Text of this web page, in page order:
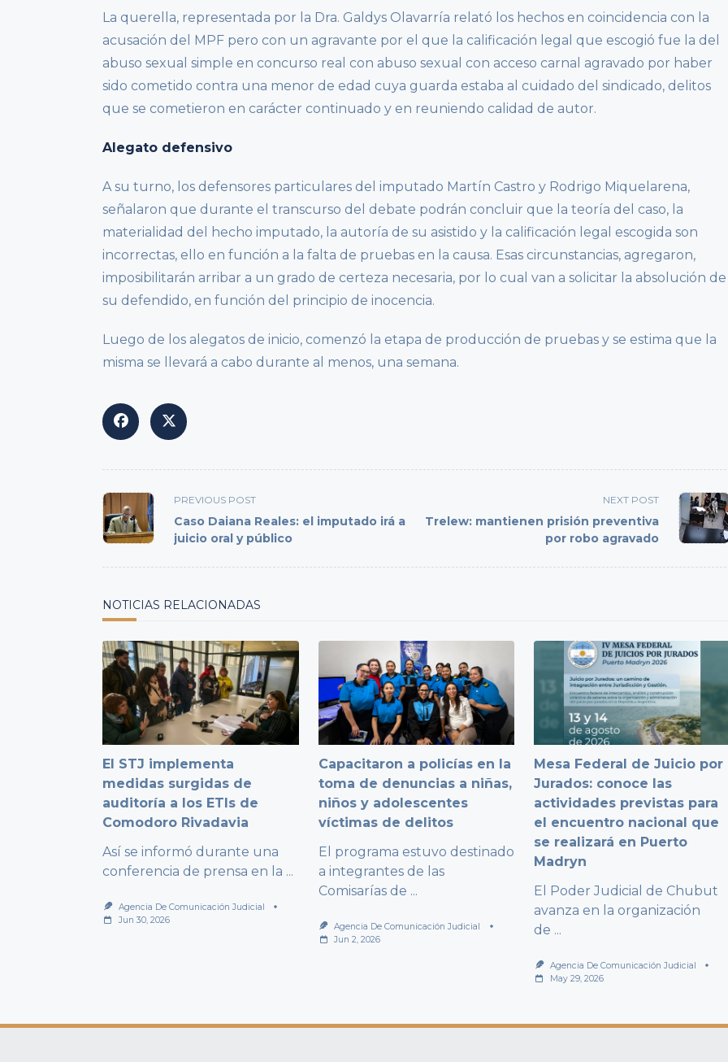
La querella, representada por la Dra. Galdys Olavarría relató los hechos en coincidencia con la
acusación del MPF pero con un agravante por el que la calificación legal que escogió fue la del
abuso sexual simple en concurso real con abuso sexual con acceso carnal agravado por haber
sido cometido contra una menor de edad cuya guarda estaba al cuidado del sindicado, delitos
que se cometieron en carácter continuado y en reuniendo calidad de autor.
Alegato defensivo
A su turno, los defensores particulares del imputado Martín Castro y Rodrigo Miquelarena,
señalaron que durante el transcurso del debate podrán concluir que la teoría del caso, la
materialidad del hecho imputado, la autoría de su asistido y la calificación legal escogida son
incorrectas, ello en función a la falta de pruebas en la causa. Esas circunstancias, agregaron,
imposibilitarán arribar a un grado de certeza necesaria, por lo cual van a solicitar la absolución de
su defendido, en función del principio de inocencia.
Luego de los alegatos de inicio, comenzó la etapa de producción de pruebas y se estima que la
misma se llevará a cabo durante al menos, una semana.
<span
class="nav-
subtitle
PREVIOUS POST
Caso Daiana Reales: el imputado irá a
juicio oral y público
NEXT POST
Trelew: mantienen prisión preventiva
por robo agravado
NOTICIAS RELACIONADAS
El STJ implementa
medidas surgidas de
auditoría a los ETIs de
Comodoro Rivadavia
Así se informó durante una
conferencia de prensa en la ...
Agencia De Comunicación Judicial
Jun 30, 2026
Capacitaron a policías en la
toma de denuncias a niñas,
niños y adolescentes
víctimas de delitos
El programa estuvo destinado
a integrantes de las
Comisarías de ...
Agencia De Comunicación Judicial
Jun 2, 2026
Mesa Federal de Juicio por
Jurados: conoce las
actividades previstas para
el encuentro nacional que
se realizará en Puerto
Madryn
El Poder Judicial de Chubut
avanza en la organización
de ...
Agencia De Comunicación Judicial
May 29, 2026